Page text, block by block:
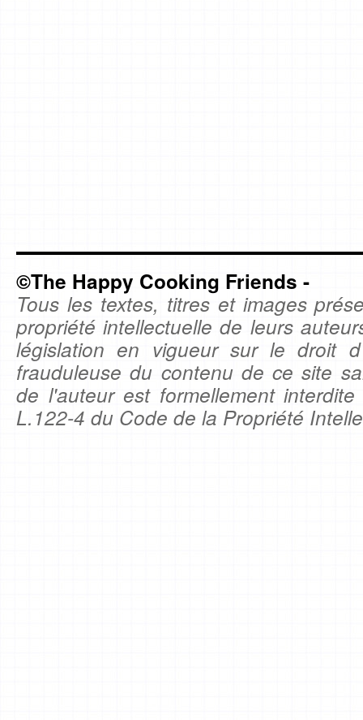
©The Happy Cooking Friends -
Tous les textes, titres et images
propriété intellectuelle de leurs
législation en vigueur sur le droit
frauduleuse du contenu de ce site
de l'auteur est formellement
L.122-4 du Code de la Propriété